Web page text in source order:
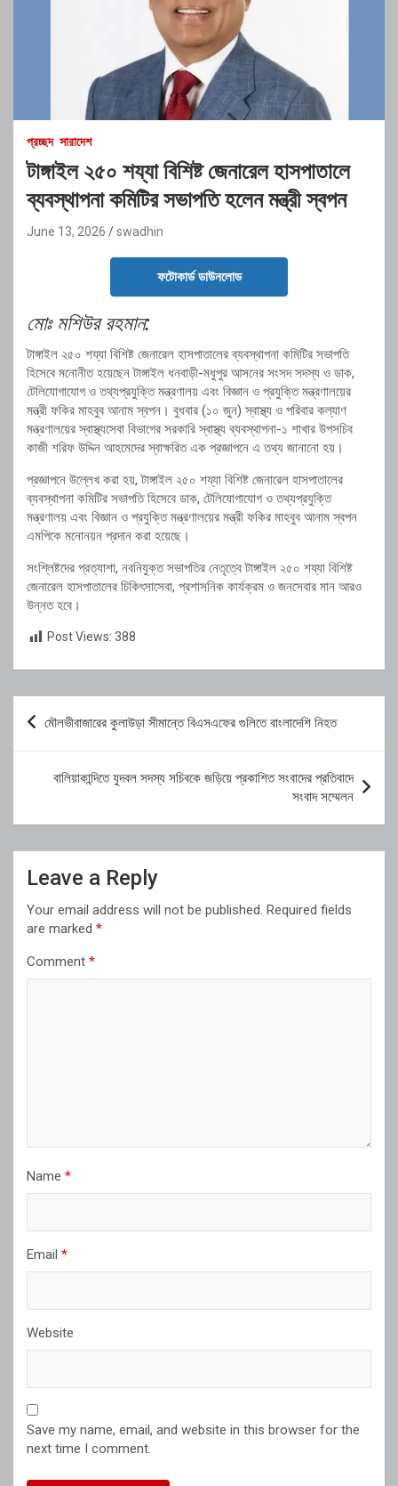
প্রচ্ছদ সারাদেশ
টাঙ্গাইল ২৫০ শয্যা বিশিষ্ট জেনারেল হাসপাতালে
ব্যবস্থাপনা কমিটির সভাপতি হলেন মন্ত্রী স্বপন
June 13, 2026 swadhin
ফটোকার্ড ডাউনলোড
মোঃ মশিউর রহমান:
টাঙ্গাইল ২৫০ শয্যা বিশিষ্ট জেনারেল হাসপাতালের ব্যবস্থাপনা কমিটির সভাপতি
হিসেবে মনোনীত হয়েছেন টাঙ্গাইল ধনবাড়ী-মধুপুর আসনের সংসদ সদস্য ও ডাক,
টেলিযোগাযোগ ও তথ্যপ্রযুক্তি মন্ত্রণালয় এবং বিজ্ঞান ও প্রযুক্তি মন্ত্রণালয়ের
মন্ত্রী ফকির মাহবুব আনাম স্বপন। বুধবার (১০ জুন) স্বাস্থ্য ও পরিবার কল্যাণ
মন্ত্রণালয়ের স্বাস্থ্যসেবা বিভাগের সরকারি স্বাস্থ্য ব্যবস্থাপনা-১ শাখার উপসচিব
কাজী শরিফ উদ্দিন আহমেদের স্বাক্ষরিত এক প্রজ্ঞাপনে এ তথ্য জানানো হয়।
প্রজ্ঞাপনে উল্লেখ করা হয়, টাঙ্গাইল ২৫০ শয্যা বিশিষ্ট জেনারেল হাসপাতালের
ব্যবস্থাপনা কমিটির সভাপতি হিসেবে ডাক, টেলিযোগাযোগ ও তথ্যপ্রযুক্তি
মন্ত্রণালয় এবং বিজ্ঞান ও প্রযুক্তি মন্ত্রণালয়ের মন্ত্রী ফকির মাহবুব আনাম স্বপন
এমপিকে মনোনয়ন প্রদান করা হয়েছে।
সংশ্লিষ্টদের প্রত্যাশা, নবনিযুক্ত সভাপতির নেতৃত্বে টাঙ্গাইল ২৫০ শয্যা বিশিষ্ট
জেনারেল হাসপাতালের চিকিৎসাসেবা, প্রশাসনিক কার্যক্রম ও জনসেবার মান আরও
উন্নত হবে।
Post Views: 388
Post
navigation
মৌলভীবাজারের কুলাউড়া সীমান্তে বিএসএফের গুলিতে বাংলাদেশি নিহত
বালিয়াকান্দিতে যুদবল সদস্য সচিবকে জড়িয়ে প্রকাশিত সংবাদের প্রতিবাদে
সংবাদ সম্মেলন
Leave a Reply
Your email address will not be published. Required fields
are marked *
Comment *
Name *
Email *
Website
Save my name, email, and website in this browser for the
next time I comment.